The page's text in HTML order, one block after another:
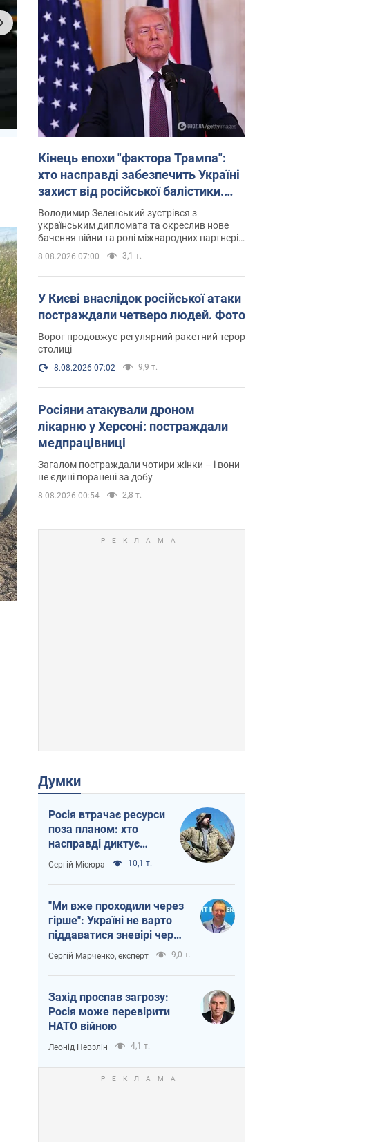
Кінець епохи "фактора Трампа":
хто насправді забезпечить Україні
захист від російської балістики.
Інтерв’ю з Безсмертним
Володимир Зеленський зустрівся з
українським дипломата та окреслив нове
бачення війни та ролі міжнародних партнерів
у боротьбі з Росією
8.08.2026 07:00 3,1 т.
У Києві внаслідок російської атаки
постраждали четверо людей. Фото
Ворог продовжує регулярний ракетний терор
столиці
8.08.2026 07:02 9,9 т.
Росіяни атакували дроном
лікарню у Херсоні: постраждали
медпрацівниці
Загалом постраждали чотири жінки – і вони
не єдині поранені за добу
8.08.2026 00:54 2,8 т.
Думки
Росія втрачає ресурси
поза планом: хто
насправді диктує
темп війни
Сергій Місюра 10,1 т.
"Ми вже проходили через
гірше": Україні не варто
піддаватися зневірі через
ракетний терор
Сергій Марченко, експерт 9,0 т.
Захід проспав загрозу:
Росія може перевірити
НАТО війною
Леонід Невзлін 4,1 т.